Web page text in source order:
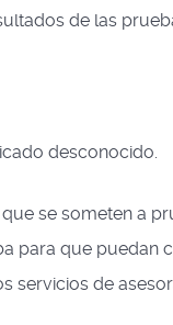
de las
desconocido.
se someten a
para que puedan
servicios de